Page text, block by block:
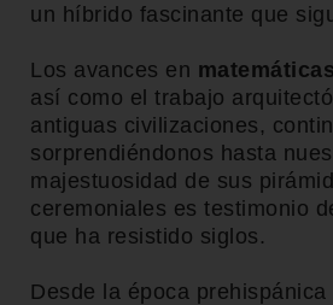
un híbrido fascinante que
Los avances en
así como el trabajo
antiguas civilizaciones,
sorprendiéndonos hasta
majestuosidad de sus
ceremoniales es testimonio
que ha resistido siglos.
Desde la época prehispánica